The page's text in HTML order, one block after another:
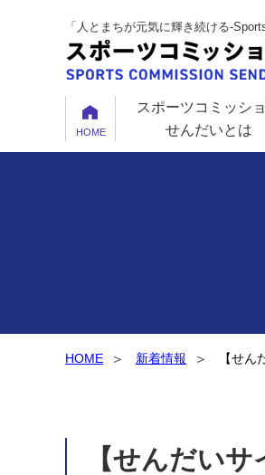
「人とまちが元気に輝き続ける-
HOME
スポーツコミッシ
せんだいとは
HOME 新着情報 【せ
【せんだい